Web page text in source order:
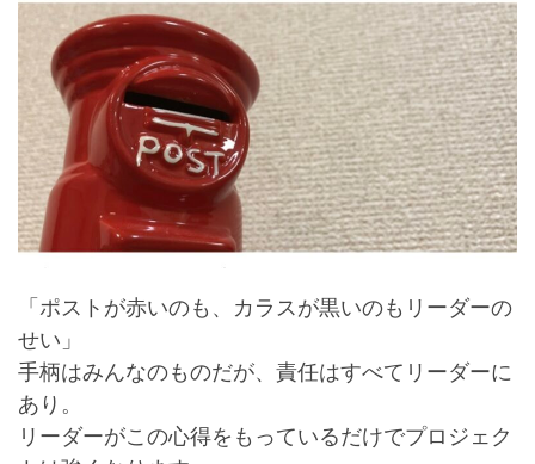
「ポストが赤いのも、カラスが黒いのもリーダーの
せい」
手柄はみんなのものだが、責任はすべてリーダーに
あり。
リーダーがこの心得をもっているだけでプロジェク